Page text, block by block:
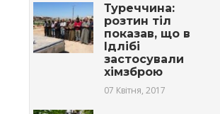
Туреччина:
розтин тіл
показав, що в
Ідлібі
застосували
хімзброю
07 Квітня, 2017